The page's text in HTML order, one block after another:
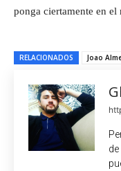
ponga ciertamente en
RELACIONADOS Joao